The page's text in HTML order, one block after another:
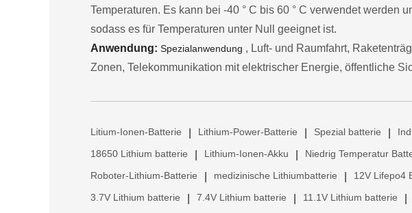
Temperaturen. Es kann bei -40 ° C bis 60 ° C verwendet werden
sodass es für Temperaturen unter Null geeignet ist.
Anwendung: Spezialanwendung , Luft- und Raumfahrt,
Zonen, Telekommunikation mit elektrischer Energie, öffentliche
Litium-Ionen-Batterie Lithium-Power-Batterie Spezial batterie
18650 Lithium batterie Lithium-Ionen-Akku Niedrig Temperatur
Roboter-Lithium-Batterie medizinische Lithiumbatterie 12V Lifepo4
3.7V Lithium batterie 7.4V Lithium batterie 11.1V Lithium batterie